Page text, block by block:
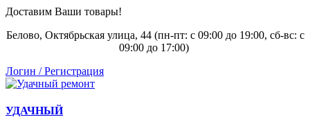
Доставим Ваши товары!
Белово, Октябрьская улица, 44 (пн-пт: с 09:00 до 19:00, сб-вс: с
09:00 до 17:00)
Логин / Регистрация
УДАЧНЫЙ